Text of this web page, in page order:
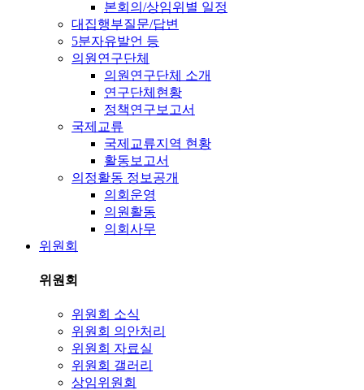
본회의/상임위별 일정
대집행부질문/답변
5분자유발언 등
의원연구단체
의원연구단체 소개
연구단체현황
정책연구보고서
국제교류
국제교류지역 현황
활동보고서
의정활동 정보공개
의회운영
의원활동
의회사무
위원회
위원회
위원회 소식
위원회 의안처리
위원회 자료실
위원회 갤러리
상임위원회